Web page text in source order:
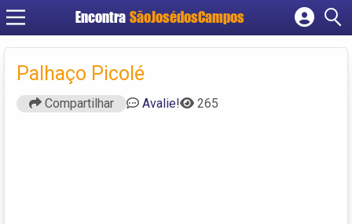
Encontra SãoJosédosCampos
Cadastrar empresa
Palhaço Picolé
Compartilhar Avalie! 265